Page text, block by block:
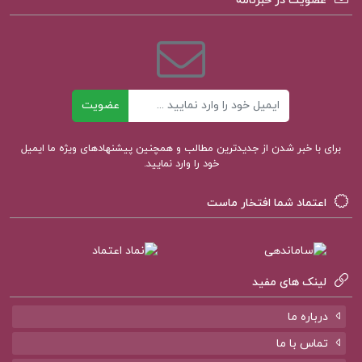
کتاب پیشنهادی پروژه کده
کتاب الکترونیکی سریر شیشه ای جلد 7 (امپراطوری
کتاب الکترونیکی روان سنجی دکتر حمزه گنجی
کتاب الکترونیکی تاثیر دکتر رابرت بی سیالدینی
عضویت
برای با خبر شدن از جدیدترین مطالب و همچنین پیشنهادهای ویژه ما ایمیل
خود را وارد نمایید.
اعتماد شما افتخار ماست
لینک های مفید
درباره ما
تماس با ما